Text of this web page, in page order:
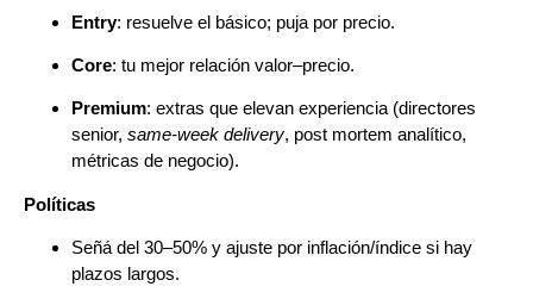
Entry: resuelve el básico; puja por precio.
Core: tu mejor relación valor–precio.
Premium: extras que elevan experiencia (directores
senior, same-week delivery, post mortem analítico,
métricas de negocio).
Políticas
Señá del 30–50% y ajuste por inflación/índice si hay
plazos largos.